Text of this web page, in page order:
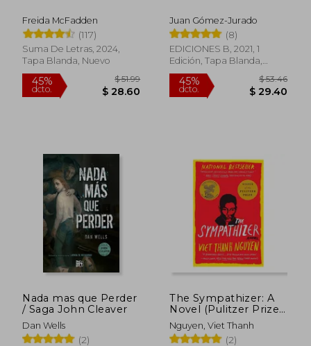
45%
dcto.
45%
dcto.
Freida McFadden
(117)
Suma De Letras, 2024,
Tapa Blanda, Nuevo
Juan Gómez-Jurado
(8)
EDICIONES B, 2021, 1
Edición, Tapa Blanda,
Nuevo
Nada mas que Perder
/ Saga John Cleaver
Dan Wells
(2)
The Sympathizer: A
Novel (Pulitzer Prize
for Fiction) (en Inglés)
Nguyen, Viet Thanh
(2)